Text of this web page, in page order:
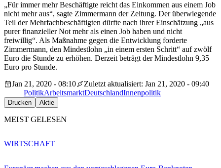
„Für immer mehr Beschäftigte reicht das Einkommen aus einem Job
nicht mehr aus“, sagte Zimmermann der Zeitung. Der überwiegende
Teil der Mehrfachbeschäftigten dürfte nach ihrer Einschätzung „aus
purer finanzieller Not mehr als einen Job haben und nicht
freiwillig“. Als Maßnahme gegen die Entwicklung forderte
Zimmermann, den Mindestlohn „in einem ersten Schritt“ auf zwölf
Euro die Stunde zu erhöhen. Derzeit beträgt der Mindestlohn 9,35
Euro pro Stunde.
Jan 21, 2020 - 08:10
Zuletzt aktualisiert: Jan 21, 2020 - 09:40
PolitikArbeitsmarktDeutschlandInnenpolitik
Drucken Aktie
MEIST GELESEN
WIRTSCHAFT